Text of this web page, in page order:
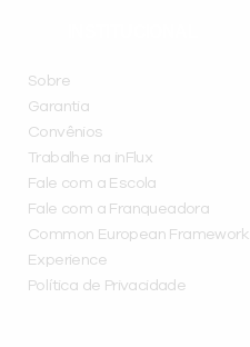
Sobre
Garantia
Convênios
Trabalhe na inFlux
Fale com a Escola
Fale com a Franqueadora
Common European Framework
Experience
Política de Privacidade